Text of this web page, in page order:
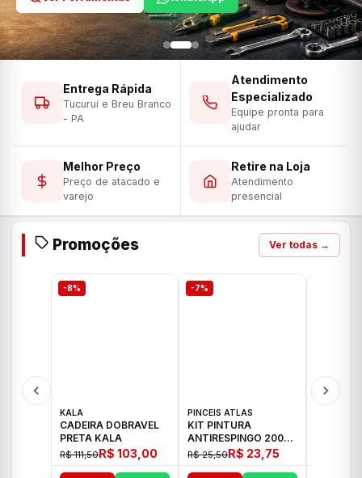
Entrega Rápida
Tucuruí e Breu Branco
- PA
Atendimento
Especializado
Equipe pronta para
ajudar
Melhor Preço
Preço de atacado e
varejo
Retire na Loja
Atendimento
presencial
Promoções Ver todas →
-8%
KALA
CADEIRA DOBRAVEL
PRETA KALA
R$ 111,50R$ 103,00
-7%
PINCEIS ATLAS
KIT PINTURA
ANTIRESPINGO 2003
ATLAS 03 PCS
R$ 25,50R$ 23,75